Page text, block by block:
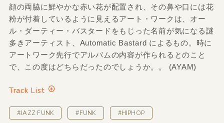
顔の両脇に鮮やかな赤い花が配置され、その鼻や口には花
粉が付着しているように見えるアート・ワークは、オー
ル・ダーティー・バスタードをもじった名前が気になる謎
多きアーティスト、Automatic Bastard によるもの。時に
アートワーク先行でアルバムの内容が作られるとのこと
で、この度はどちらだったのでしょうか。。 (AYAM)
Track List
#JAZZ FUNK #FUNK #HIPHOP